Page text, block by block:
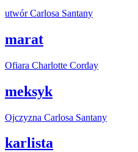
utwórCarlosa Santany
marat
Ofiara Charlotte Corday
meksyk
Ojczyzna Carlosa Santany
karlista